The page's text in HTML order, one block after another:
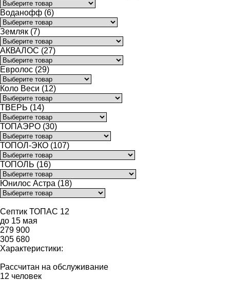
Воданофф (6)
Земляк (7)
АКВАЛОС (27)
Евролос (29)
Коло Веси (12)
ТВЕРЬ (14)
ТОПАЭРО (30)
ТОПОЛ-ЭКО (107)
ТОПОЛЬ (16)
Юнилос Астра (18)
Септик ТОПАС 12
до 15 мая
279 900
305 680
Характеристики:
Рассчитан на обслуживание
12 человек